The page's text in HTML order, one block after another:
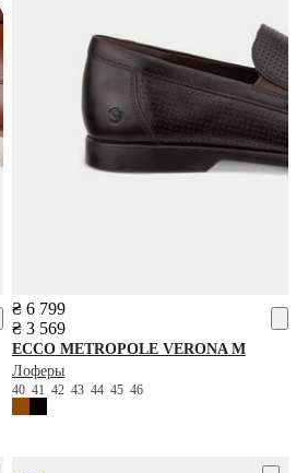
₴ 6 799
₴ 3 569
ECCOMETROPOLE VERONA M
Лоферы
40 41 42 43 44 45 46